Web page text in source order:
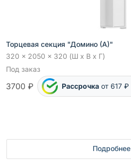
Торцевая секция "Домино (А)"
320 x 2050 x 320 (Ш x В x Г)
Под заказ
3700 ₽ Рассрочка от 617 ₽
Подробнее